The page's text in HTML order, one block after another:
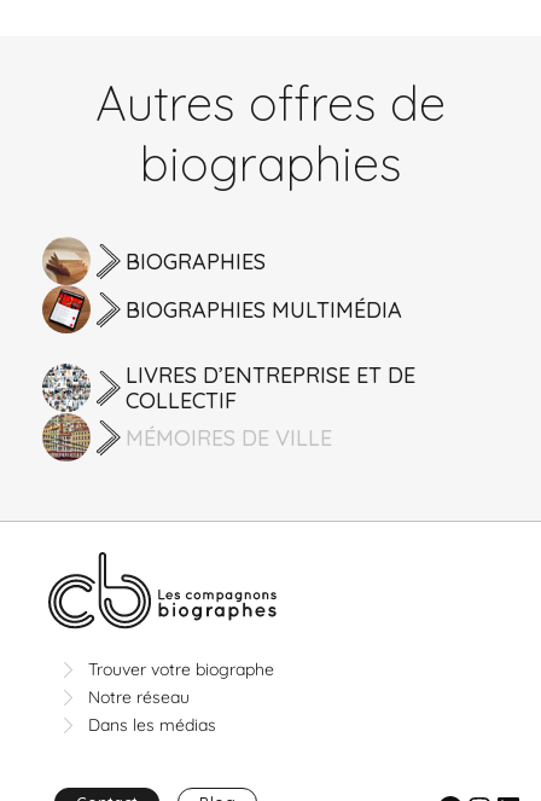
Autres offres de
biographies
BIOGRAPHIES
BIOGRAPHIES MULTIMÉDIA
LIVRES D’ENTREPRISE ET DE
COLLECTIF
MÉMOIRES DE VILLE
Trouver votre biographe
Notre réseau
Dans les médias